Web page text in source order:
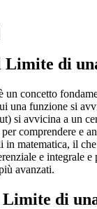
di
concetto
una funzione si
si avvicina a un
comprendere e
matematica, il
e integrale e
avanzati.
di